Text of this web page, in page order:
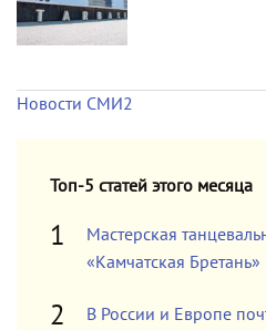
Новости СМИ2
Топ-5 статей этого месяца
Мастерская
«Камчатская Бретань»
В России и Европе